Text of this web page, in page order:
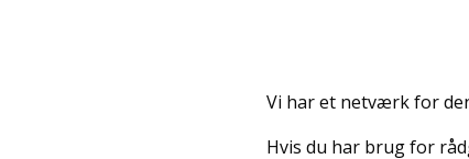
Vi har et netværk for
Hvis du har brug for